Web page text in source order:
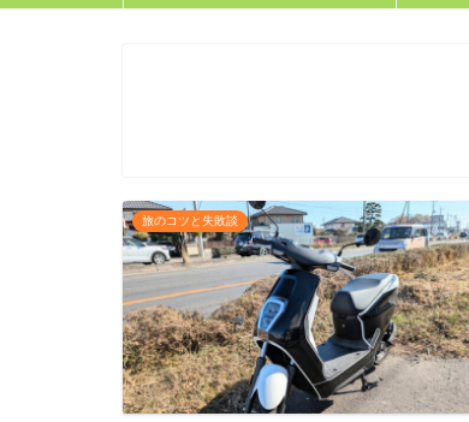
旅のコツと失敗談